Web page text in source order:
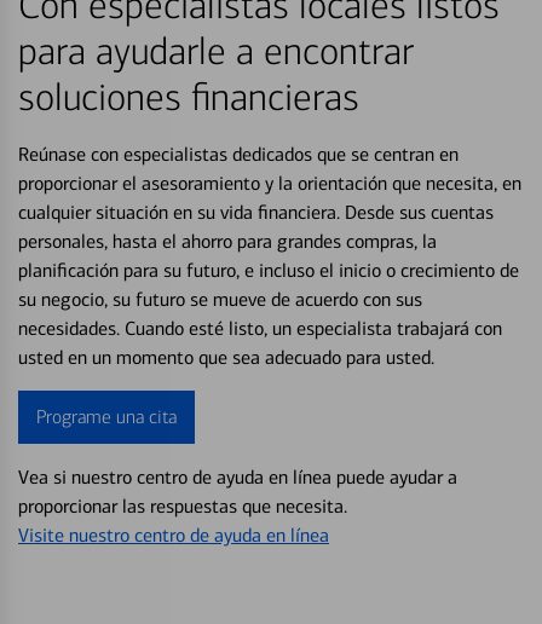
para ayudarle a encontrar
soluciones financieras
Reúnase con especialistas dedicados que se centran en
proporcionar el asesoramiento y la orientación que necesita, en
cualquier situación en su vida financiera. Desde sus cuentas
personales, hasta el ahorro para grandes compras, la
planificación para su futuro, e incluso el inicio o crecimiento de
su negocio, su futuro se mueve de acuerdo con sus
necesidades. Cuando esté listo, un especialista trabajará con
usted en un momento que sea adecuado para usted.
Programe una cita
Vea si nuestro centro de ayuda en línea puede ayudar a
proporcionar las respuestas que necesita.
Visite nuestro centro de ayuda en línea